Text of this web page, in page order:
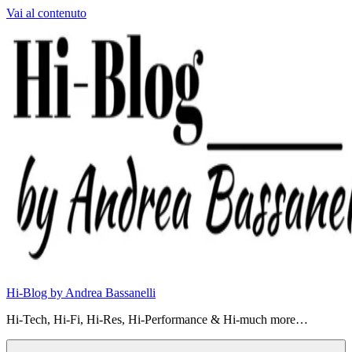
Vai al contenuto
Hi-Blog by Andrea Bassanelli
Hi-Tech, Hi-Fi, Hi-Res, Hi-Performance & Hi-much more…